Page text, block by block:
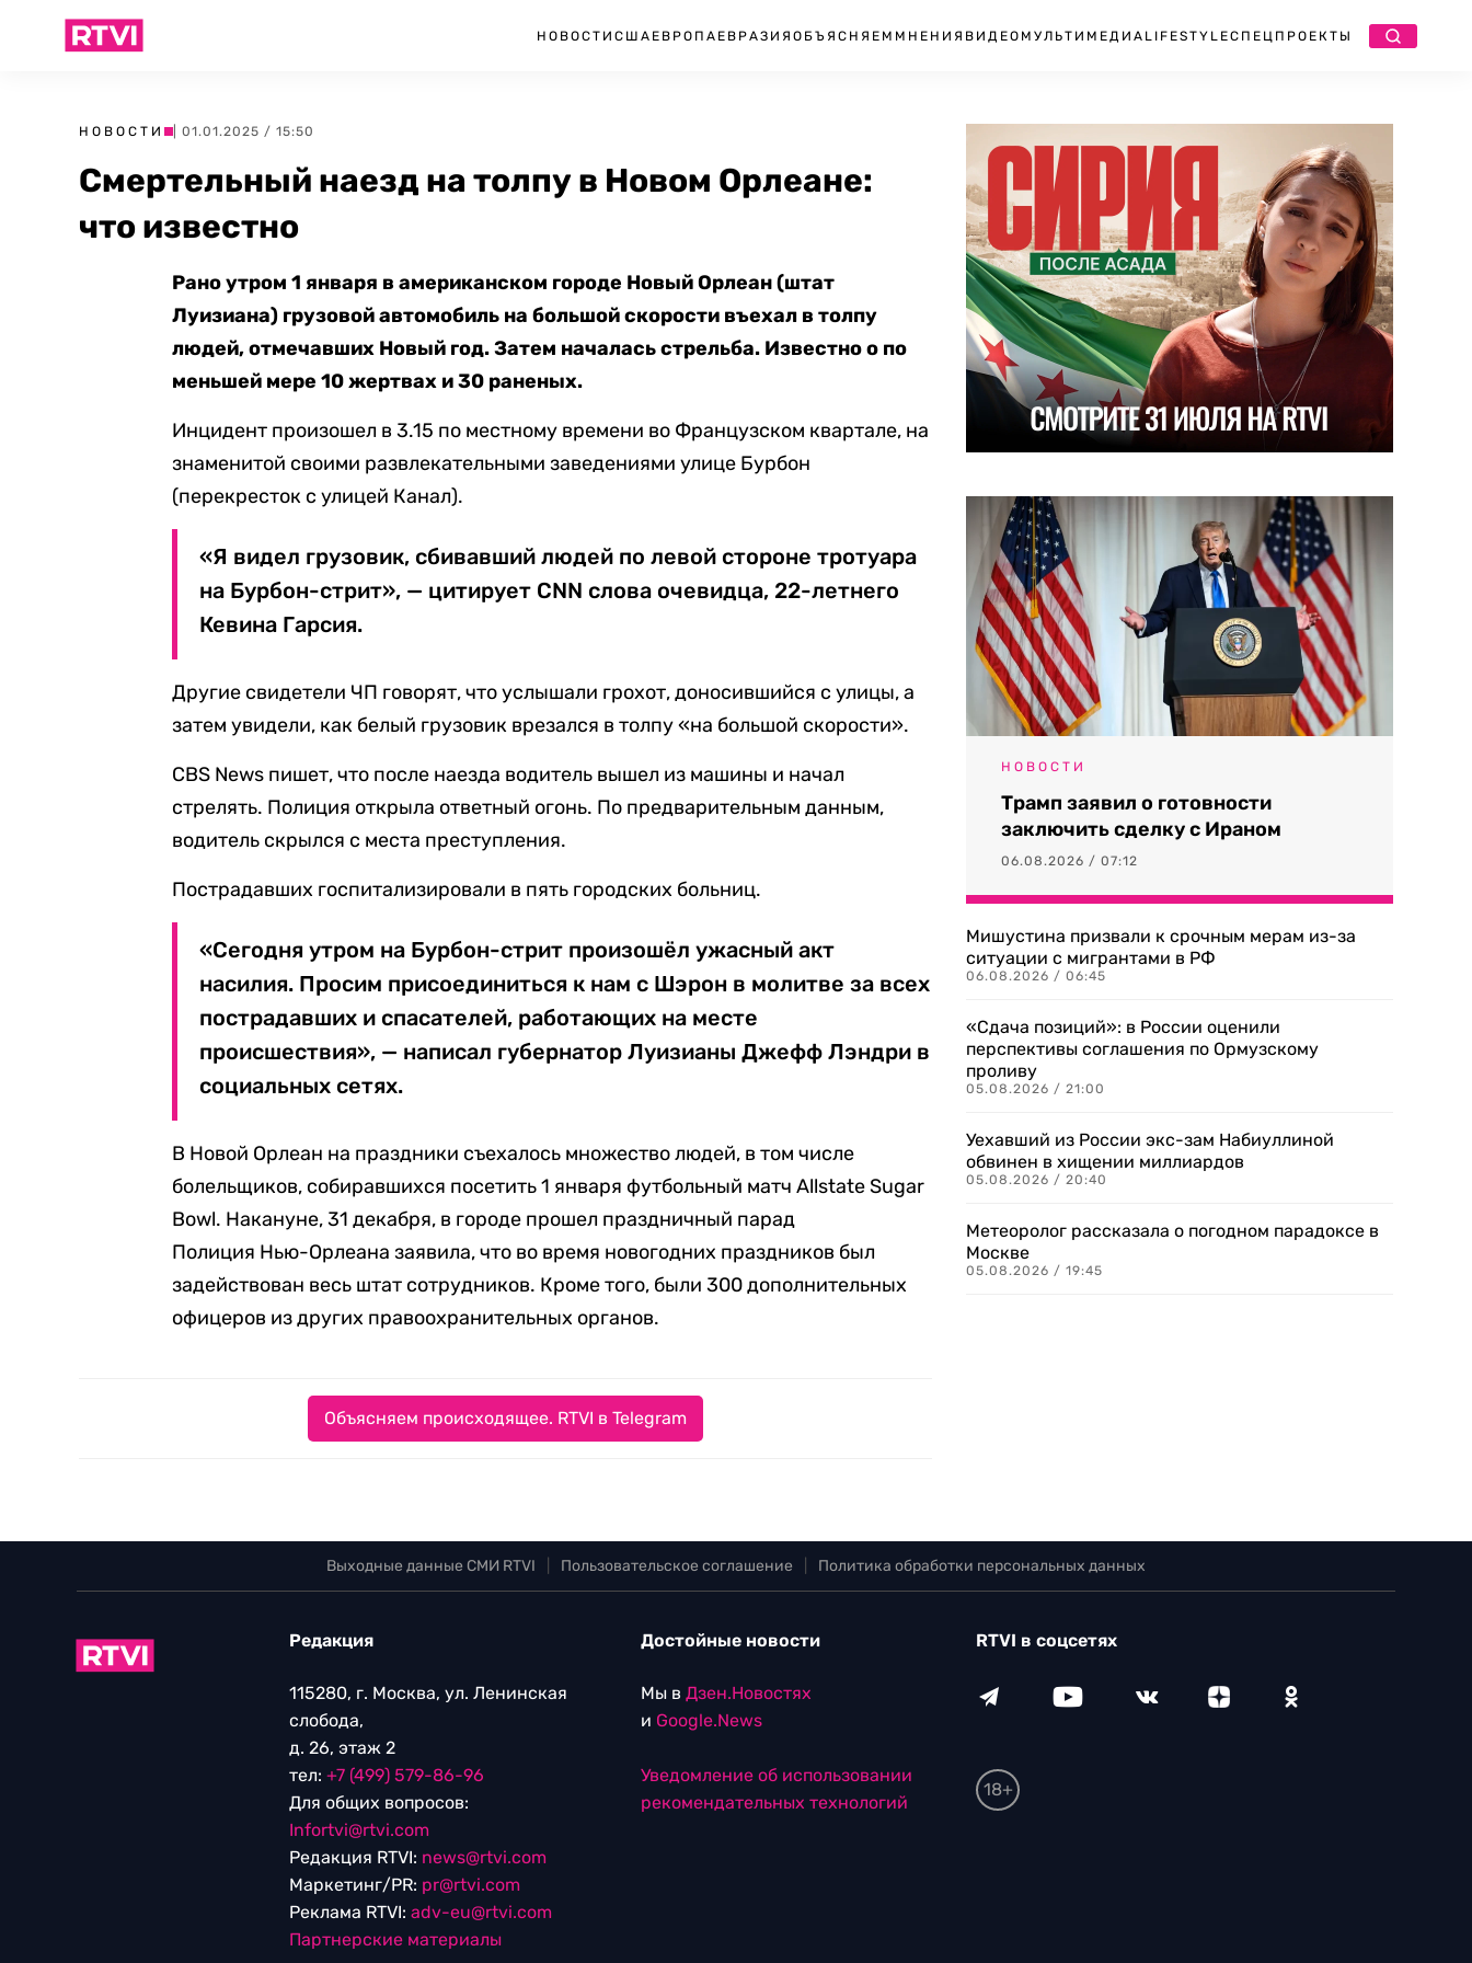
НОВОСТИ США ЕВРОПА ЕВРАЗИЯ ОБЪЯСНЯЕМ МНЕНИЯ ВИДЕО МУЛЬТИМЕДИА LIFESTYLEСПЕЦПРОЕКТЫ
НОВОСТИ | 01.01.2025 / 15:50
Смертельный наезд на толпу в Новом Орлеане:
что известно
Рано утром 1 января в американском городе Новый Орлеан (штат
Луизиана) грузовой автомобиль на большой скорости въехал в толпу
людей, отмечавших Новый год. Затем началась стрельба. Известно о по
меньшей мере 10 жертвах и 30 раненых.
Инцидент произошел в 3.15 по местному времени во Французском квартале, на
знаменитой своими развлекательными заведениями улице Бурбон
(перекресток с улицей Канал).
«Я видел грузовик, сбивавший людей по левой стороне тротуара
на Бурбон-стрит», — цитирует CNN слова очевидца, 22-летнего
Кевина Гарсия.
Другие свидетели ЧП говорят, что услышали грохот, доносившийся с улицы, а
затем увидели, как белый грузовик врезался в толпу «на большой скорости».
CBS News пишет, что после наезда водитель вышел из машины и начал
стрелять. Полиция открыла ответный огонь. По предварительным данным,
водитель скрылся с места преступления.
Пострадавших госпитализировали в пять городских больниц.
«Сегодня утром на Бурбон-стрит произошёл ужасный акт
насилия. Просим присоединиться к нам с Шэрон в молитве за всех
пострадавших и спасателей, работающих на месте
происшествия», — написал губернатор Луизианы Джефф Лэндри в
социальных сетях.
В Новой Орлеан на праздники съехалось множество людей, в том числе
болельщиков, собиравшихся посетить 1 января футбольный матч Allstate Sugar
Bowl. Накануне, 31 декабря, в городе прошел праздничный парад
Полиция Нью-Орлеана заявила, что во время новогодних праздников был
задействован весь штат сотрудников. Кроме того, были 300 дополнительных
офицеров из других правоохранительных органов.
Объясняем происходящее. RTVI в Telegram
НОВОСТИ
Трамп заявил о готовности
заключить сделку с Ираном
06.08.2026 / 07:12
Мишустина призвали к срочным мерам из-за
ситуации с мигрантами в РФ
06.08.2026 / 06:45
«Сдача позиций»: в России оценили
перспективы соглашения по Ормузскому
проливу
05.08.2026 / 21:00
Уехавший из России экс-зам Набиуллиной
обвинен в хищении миллиардов
05.08.2026 / 20:40
Метеоролог рассказала о погодном парадоксе в
Москве
05.08.2026 / 19:45
Выходные данные СМИ RTVI Пользовательское соглашение Политика обработки персональных данных
Редакция
115280, г. Москва, ул. Ленинская
слобода,
д. 26, этаж 2
тел: +7 (499) 579-86-96
Для общих вопросов:
Infortvi@rtvi.com
Редакция RTVI: news@rtvi.com
Маркетинг/PR: pr@rtvi.com
Реклама RTVI: adv-eu@rtvi.com
Партнерские материалы
Достойные новости
Мы в Дзен.Новостях
и Google.News
Уведомление об использовании
рекомендательных технологий
RTVI в соцсетях
18+